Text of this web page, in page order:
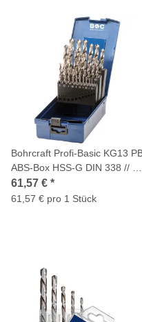
Bohrcraft Profi-Basic KG13
ABS-Box HSS-G DIN 338 // 1-
13x0,5 /25-tlg.
61,57 € *
61,57 € pro 1 Stück